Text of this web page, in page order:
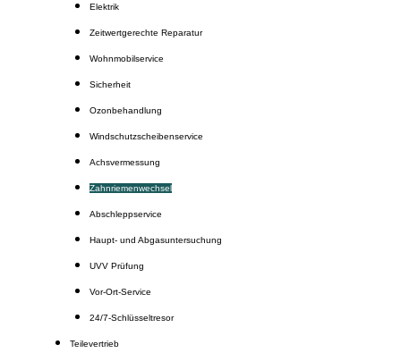
Elektrik
Zeitwertgerechte Reparatur
Wohnmobilservice
Sicherheit
Ozonbehandlung
Windschutzscheibenservice
Achsvermessung
Zahnriemenwechsel
Abschleppservice
Haupt- und Abgasuntersuchung
UVV Prüfung
Vor-Ort-Service
24/7-Schlüsseltresor
Teilevertrieb